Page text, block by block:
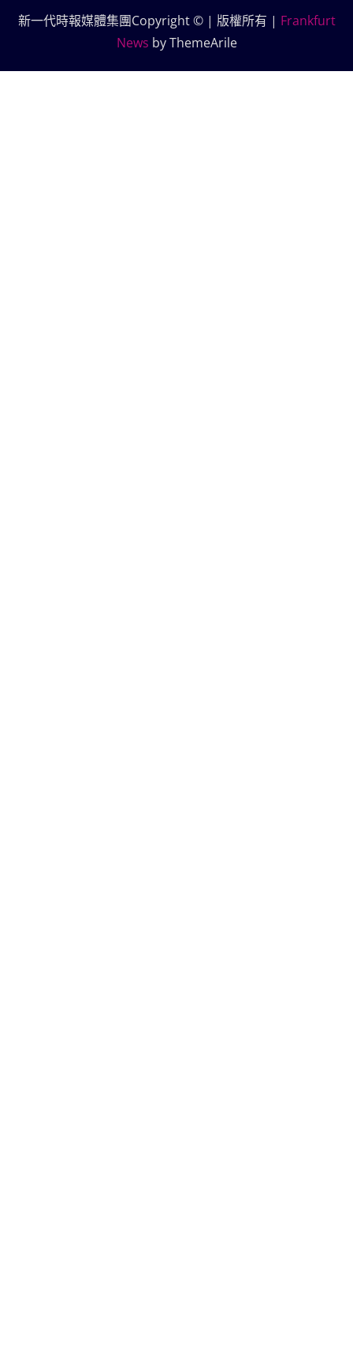
新一代時報媒體集團Copyright © | 版權所有 | Frankfurt
News by ThemeArile